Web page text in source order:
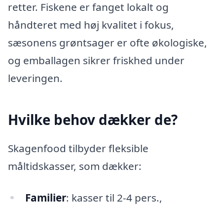
retter. Fiskene er fanget lokalt og
håndteret med høj kvalitet i fokus,
sæsonens grøntsager er ofte økologiske,
og emballagen sikrer friskhed under
leveringen.
Hvilke behov dækker de?
Skagenfood tilbyder fleksible
måltidskasser, som dækker:
Familier: kasser til 2-4 pers.,